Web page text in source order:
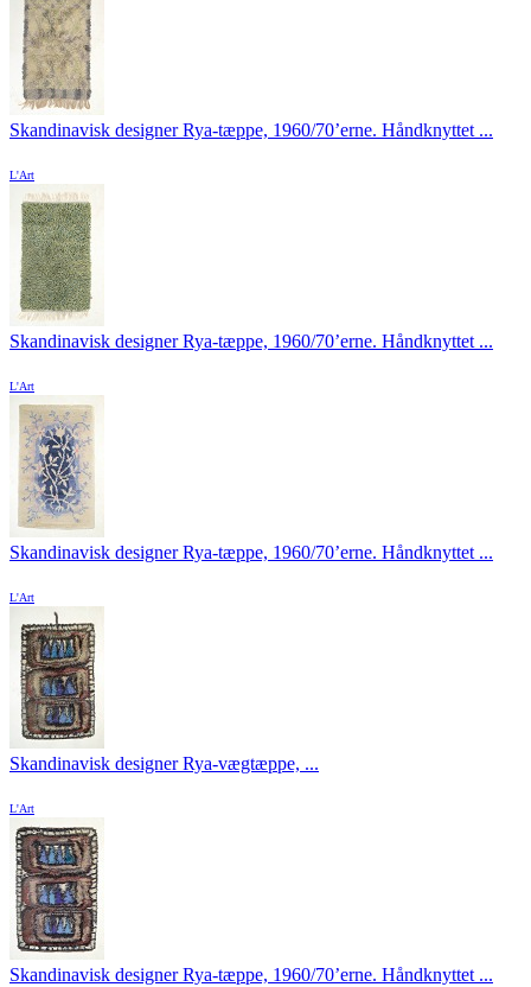
Skandinavisk designer Rya-tæppe, 1960/70’erne. Håndknyttet ...
L'Art
Skandinavisk designer Rya-tæppe, 1960/70’erne. Håndknyttet ...
L'Art
Skandinavisk designer Rya-tæppe, 1960/70’erne. Håndknyttet ...
L'Art
Skandinavisk designer Rya-væg­tæppe, ...
L'Art
Skandinavisk designer Rya-tæppe, 1960/70’erne. Håndknyttet ...